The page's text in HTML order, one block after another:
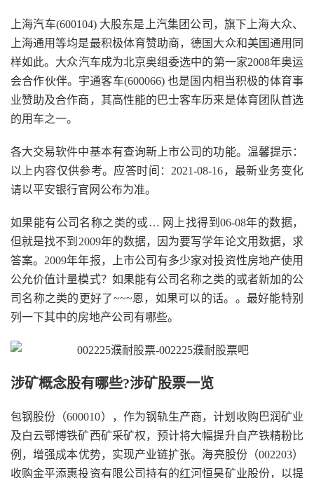
上海汽车(600104) 大股东是上汽集团公司，旗下上海大众、
上海通用等均是最积极体育赞助商，德国大众和美国通用同
样如此。大众汽车成为北京奥组委选中的第一家2008年奥运
会合作伙伴。宇通客车(600066) 也是国内相当积极的体育事
业赞助及合作商，其高性能的巴士客车历来是体育团队首选
的用车之一。
各大交易软件中基本有查询新上市公司的功能。温馨提示：
以上内容仅供参考。应答时间：2021-08-16，最新业务变化
请以平安银行官网公布为准。
如果能有公司名称之类的或… 网上找得到06-08年的数据，
但就是找不到2009年的数据，因为要写学年论文用数据，求
答案。2009年年报，上市公司有多少家对投资性房地产使用
公允价值计量模式？如果能有公司名称之类的或者新加的公
司名称之类的更好了~~~恩，如果可以的话。。最好能特别
列一下其中的房地产公司有哪些。
涉矿概念股有哪些?涉矿股票一览
包钢股份（600010），作为钢轨生产商，计划收购巴润矿业
及白云鄂博铁矿西矿采矿权，预计将大幅提升自产铁精粉比
例，增强成本优势，实现产业链扩张。海亮股份（002203）
收购金平添惠投资有限公司持有的红河恒昊矿业股份，以提